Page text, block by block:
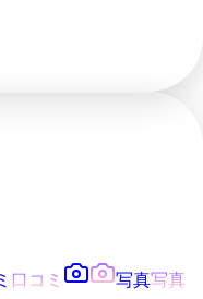
口コミ 写真写真